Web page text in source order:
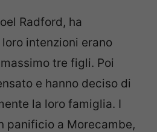
Radford, ha
intenzioni erano
tre figli. Poi
e hanno deciso di
la loro famiglia. I
panificio a Morecambe,